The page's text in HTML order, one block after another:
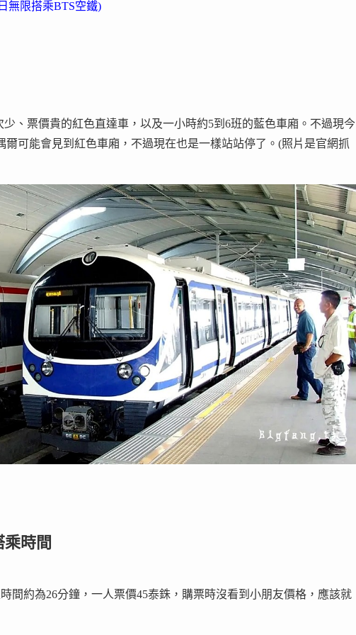
無限搭乘BTS空鐵)
、票價貴的紅色直達車，以及一小時約5到6班的藍色車廂。不過現今
爾可能會見到紅色車廂，不過現在也是一樣站站停了。(照片是官網抓
時間
間約為26分鐘，一人票價45泰銖，購票時沒看到小朋友價格，應該就